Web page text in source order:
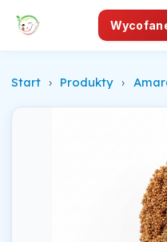
Start › Produkty ›